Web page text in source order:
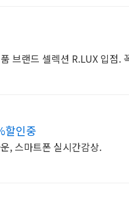
브랜드 셀렉션 R.LUX 입점.
할인중
, 스마트폰 실시간감상.